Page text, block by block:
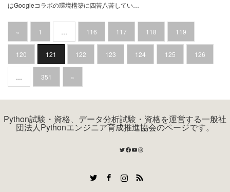
はGoogleコラボの環境構築に四苦八苦してい…
« 1 … 116 117 118 119
120 121 122 123 124 125 126
… 351 »
Python試験・資格、データ分析試験・資格を運営する一般社
団法人Pythonエンジニア育成推進協会のページです。
Twitter
Facebook
YouTube
Instagram
RSS